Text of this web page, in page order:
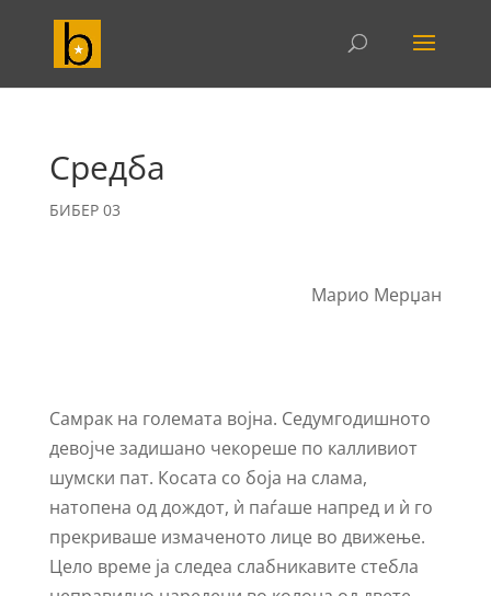
Средба
БИБЕР 03
Марио Мерџан
Самрак на големата војна. Седумгодишното
девојче задишано чекореше по калливиот
шумски пат. Косата со боја на слама,
натопена од дождот, ѝ паѓаше напред и ѝ го
прекриваше измаченото лице во движење.
Цело време ја следеа слабникавите стебла